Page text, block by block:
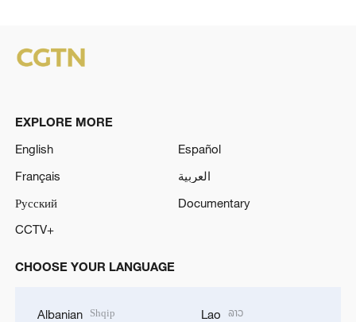
EXPLORE MORE
English
Español
Français
العربية
Русский
Documentary
CCTV+
CHOOSE YOUR LANGUAGE
Albanian Shqip Lao ລາວ